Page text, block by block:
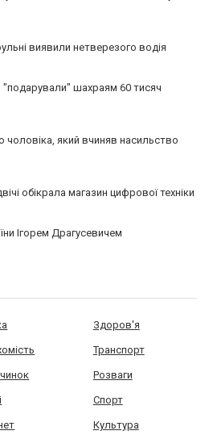
виявили нетверезого водія
"подарували" шахраям 60 тисяч
чоловіка, який вчиняв насильство
обікрала магазин цифрової техніки
Ігорем Драгусевичем
Здоров'я
Транспорт
Розваги
Спорт
Культура